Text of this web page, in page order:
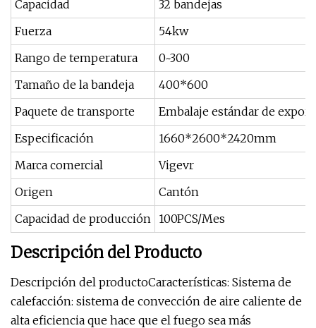
Capacidad
32 bandejas
Fuerza
54kw
Rango de temperatura
0~300
Tamaño de la bandeja
400*600
Paquete de transporte
Embalaje estándar de
Especificación
1660*2600*2420mm
Marca comercial
Vigevr
Origen
Cantón
Capacidad de producción 100PCS/Mes
Descripción del Producto
Descripción del productoCaracterísticas: Sistema de
calefacción: sistema de convección de aire caliente de
alta eficiencia que hace que el fuego sea más